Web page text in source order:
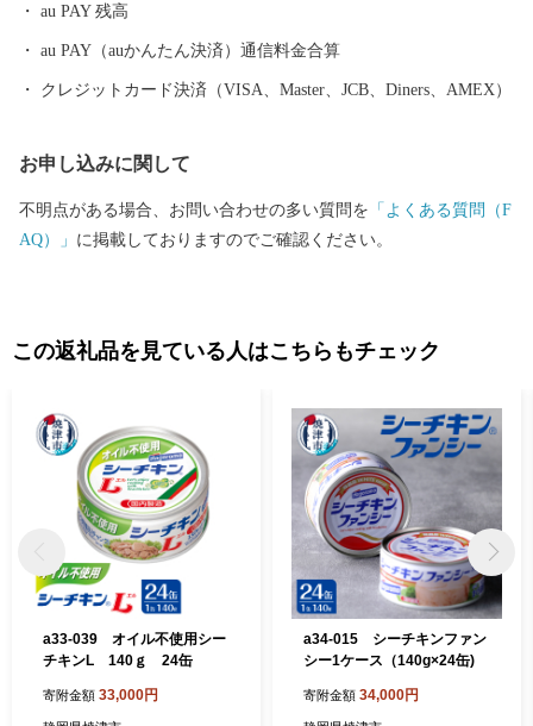
au PAY 残高
au PAY（auかんたん決済）通信料金合算
クレジットカード決済（VISA、Master、JCB、Diners、AMEX）
お申し込みに関して
不明点がある場合、お問い合わせの多い質問を 「よくある質問（F
AQ）」 に掲載しておりますのでご確認ください。
この返礼品を見ている人はこちらもチェック
a33-039 オイル不使用シー
チキンL 140ｇ 24缶
寄附金額 33,000円
a34-015 シーチキンファン
シー1ケース（140g×24缶)
寄附金額 34,000円